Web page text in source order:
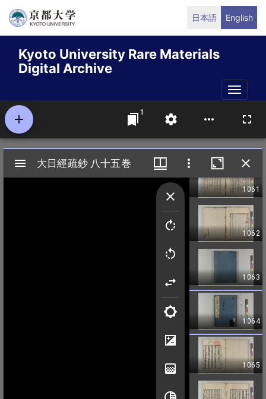
Skip
content
日本語 English
Kyoto University Rare Materials
Digital Archive
Toggle